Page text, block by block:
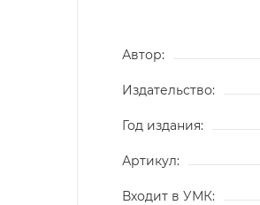
Автор:
Издательство:
Год издания:
Артикул:
Входит в УМК: